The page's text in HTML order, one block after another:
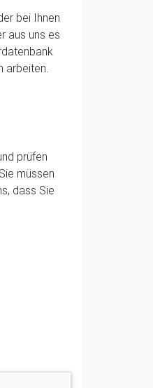
bei Ihnen
aus uns es
arbeiten.
prüfen
müssen
dass Sie